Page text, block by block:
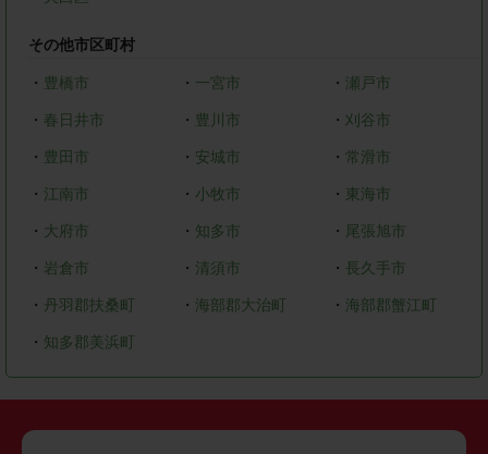
その他市区町村
・ 豊橋市 ・ 一宮市 ・瀬戸市
・ 春日井市 ・ 豊川市 ・ 刈谷市
・ 豊田市 ・ 安城市 ・ 常滑市
・ 江南市 ・ 小牧市 ・ 東海市
・ 大府市 ・ 知多市 ・ 尾張旭市
・ 岩倉市 ・ 清須市 ・ 長久手市
・ 丹羽郡扶桑町 ・ 海部郡大治町 ・ 海部郡蟹江町
・ 知多郡美浜町